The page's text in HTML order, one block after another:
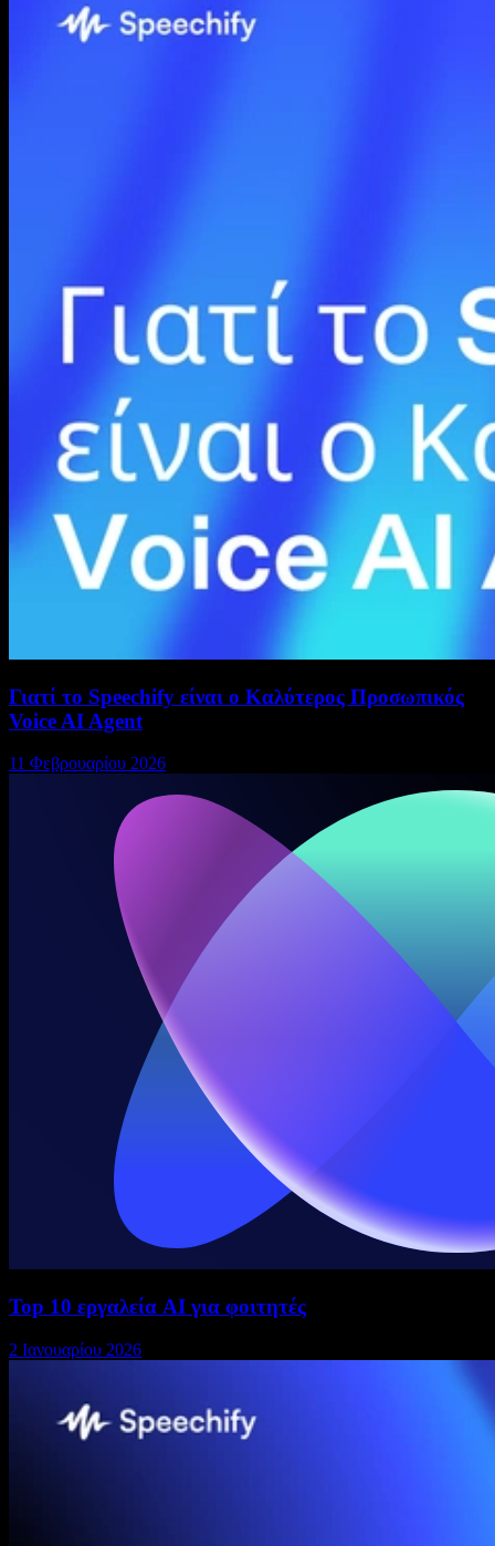
Γιατί το Speechify είναι ο Καλύτερος Προσωπικός
Voice AI Agent
11 Φεβρουαρίου 2026
Top 10 εργαλεία AI για φοιτητές
2 Ιανουαρίου 2026